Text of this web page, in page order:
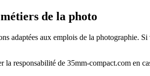
de la photo
adaptées aux emplois de la photographie.
responsabilité de 35mm-compact.com en